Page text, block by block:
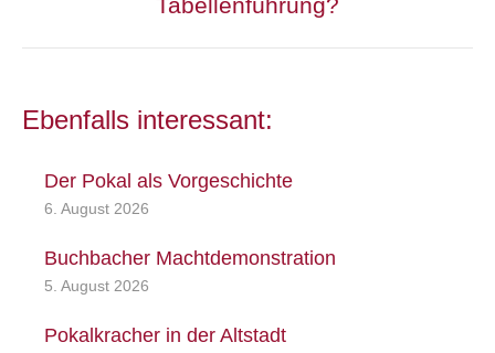
Beitrag:
Ebenfalls interessant:
Der Pokal als Vorgeschichte
6. August 2026
Buchbacher Machtdemonstration
5. August 2026
Pokalkracher in der Altstadt